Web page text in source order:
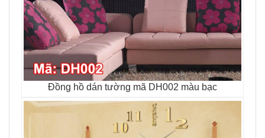
Đồng hồ dán tường mã DH002 màu bạc